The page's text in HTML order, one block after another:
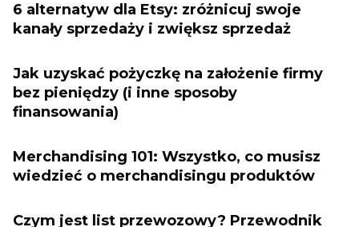
6 alternatyw dla Etsy: zróżnicuj swoje
kanały sprzedaży i zwiększ sprzedaż
Jak uzyskać pożyczkę na założenie firmy
bez pieniędzy (i inne sposoby
finansowania)
Merchandising 101: Wszystko, co musisz
wiedzieć o merchandisingu produktów
Czym jest list przewozowy? Przewodnik